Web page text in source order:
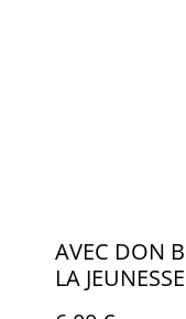
AVEC DON
LA JEUNESSE